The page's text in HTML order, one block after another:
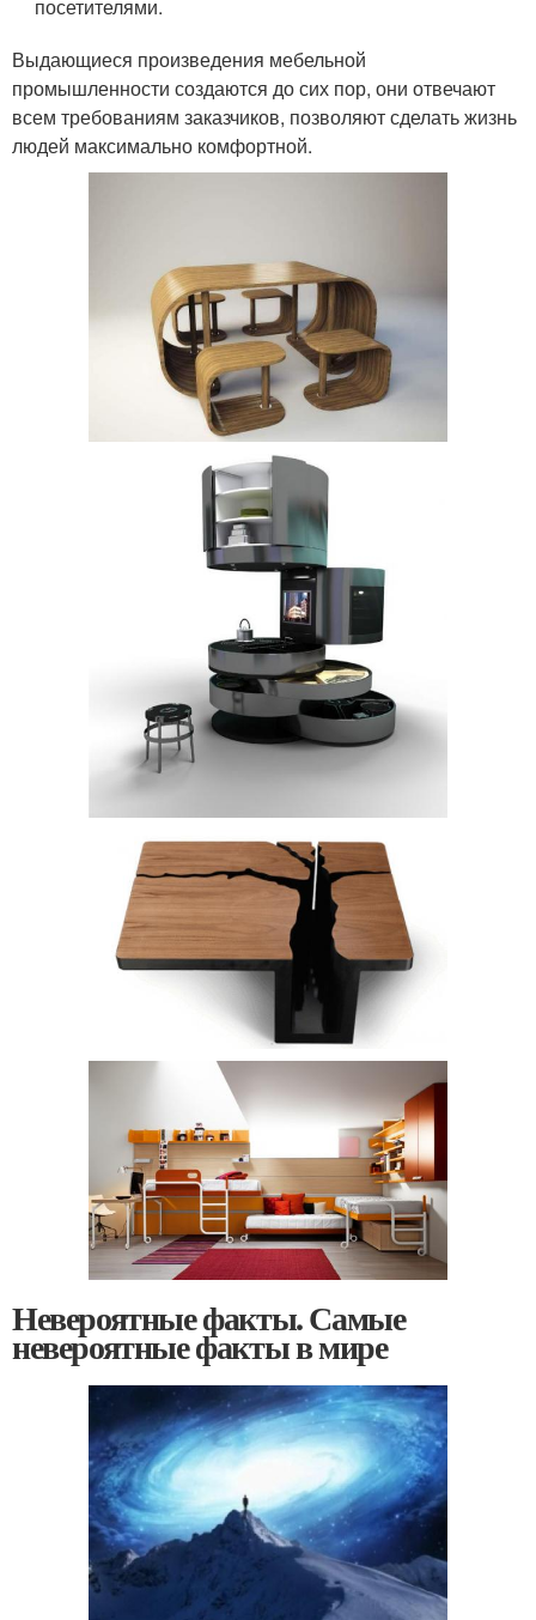
посетителями.
Выдающиеся произведения мебельной
промышленности создаются до сих пор, они отвечают
всем требованиям заказчиков, позволяют сделать жизнь
людей максимально комфортной.
Невероятные факты. Самые
невероятные факты в мире